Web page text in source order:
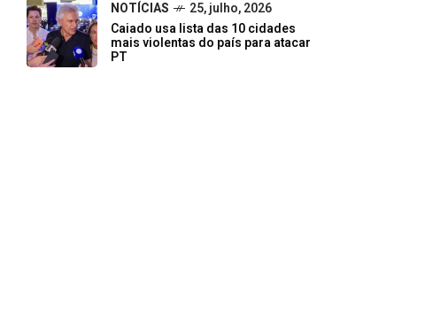
NOTÍCIAS
25, julho, 2026
Caiado usa lista das 10 cidades
mais violentas do país para atacar
PT